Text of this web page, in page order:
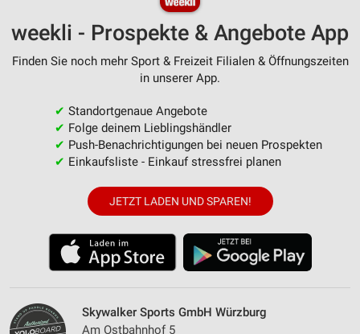
weekli - Prospekte & Angebote App
Finden Sie noch mehr Sport & Freizeit Filialen & Öffnungszeiten
in unserer App.
✔ Standortgenaue Angebote
✔ Folge deinem Lieblingshändler
✔ Push-Benachrichtigungen bei neuen Prospekten
✔ Einkaufsliste - Einkauf stressfrei planen
JETZT LADEN UND SPAREN!
Skywalker Sports GmbH Würzburg
Am Ostbahnhof 5